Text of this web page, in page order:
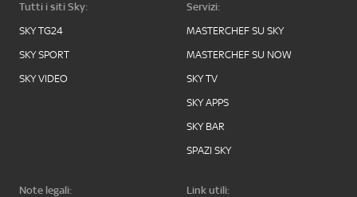
Tutti i siti Sky:
SKY TG24
SKY SPORT
SKY VIDEO
Servizi:
MASTERCHEF SU SKY
MASTERCHEF SU NOW
SKY TV
SKY APPS
SKY BAR
SPAZI SKY
Note legali:
Link utili: